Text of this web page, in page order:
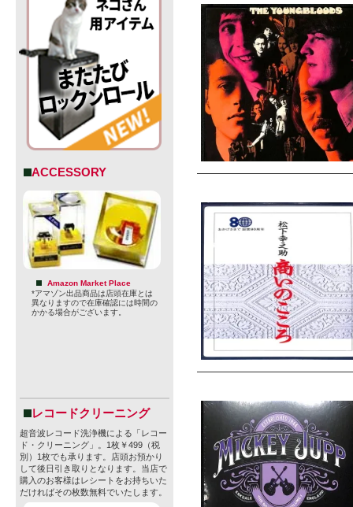
ACCESSORY
Amazon Market Place
*アマゾン出品商品は店頭在庫とは
異なりますので在庫確認には時間の
かかる場合がございます。
レコードクリーニング
超音波レコード洗浄機による「レコー
ド・クリーニング」。1枚￥499（税
別）1枚でも承ります。店頭お預かり
して後日引き取りとなります。当店で
購入のお客様はレシートをお持ちいた
だければその枚数無料でいたします。